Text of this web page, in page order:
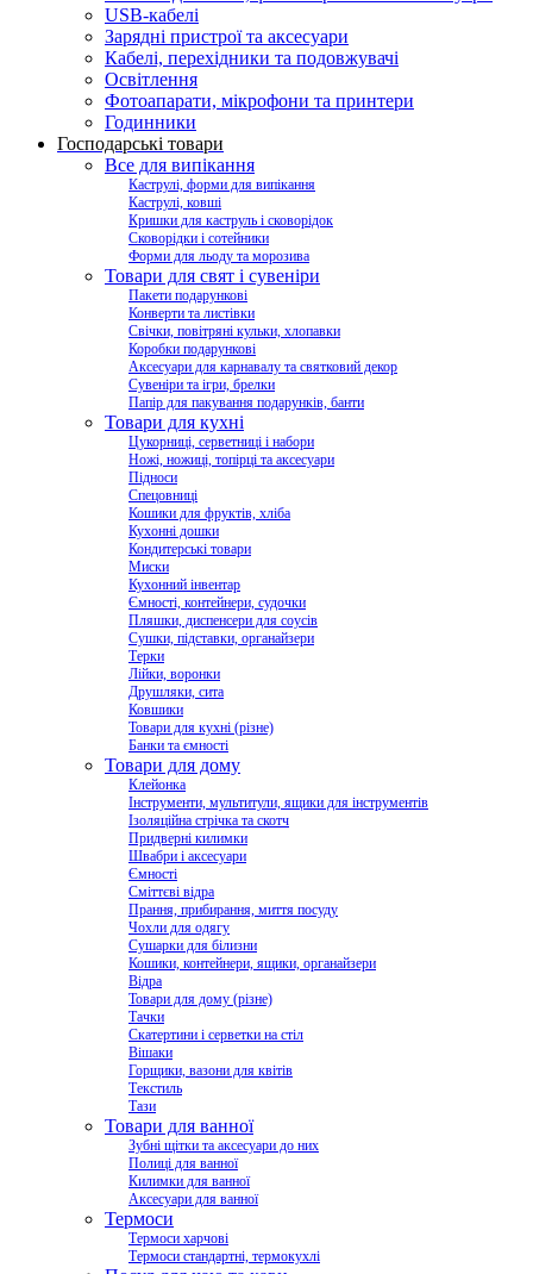
USB-кабелі
Зарядні пристрої та аксесуари
Кабелі, перехідники та подовжувачі
Освітлення
Фотоапарати, мікрофони та принтери
Годинники
Господарські товари
Все для випікання
Каструлі, форми для випікання
Каструлі, ковші
Кришки для каструль і сковорідок
Сковорідки і сотейники
Форми для льоду та морозива
Товари для свят і сувеніри
Пакети подарункові
Конверти та листівки
Свічки, повітряні кульки, хлопавки
Коробки подарункові
Аксесуари для карнавалу та святковий декор
Сувеніри та ігри, брелки
Папір для пакування подарунків, банти
Товари для кухні
Цукорниці, серветниці і набори
Ножі, ножиці, топірці та аксесуари
Підноси
Спецовниці
Кошики для фруктів, хліба
Кухонні дошки
Кондитерські товари
Миски
Кухонний інвентар
Ємності, контейнери, судочки
Пляшки, диспенсери для соусів
Сушки, підставки, органайзери
Терки
Лійки, воронки
Друшляки, сита
Ковшики
Товари для кухні (різне)
Банки та ємності
Товари для дому
Клейонка
Інструменти, мультитули, ящики для інструментів
Ізоляційна стрічка та скотч
Придверні килимки
Швабри і аксесуари
Ємності
Сміттєві відра
Прання, прибирання, миття посуду
Чохли для одягу
Сушарки для білизни
Кошики, контейнери, ящики, органайзери
Відра
Товари для дому (різне)
Тачки
Скатертини і серветки на стіл
Вішаки
Горщики, вазони для квітів
Текстиль
Тази
Товари для ванної
Зубні щітки та аксесуари до них
Полиці для ванної
Килимки для ванної
Аксесуари для ванної
Термоси
Термоси харчові
Термоси стандартні, термокухлі